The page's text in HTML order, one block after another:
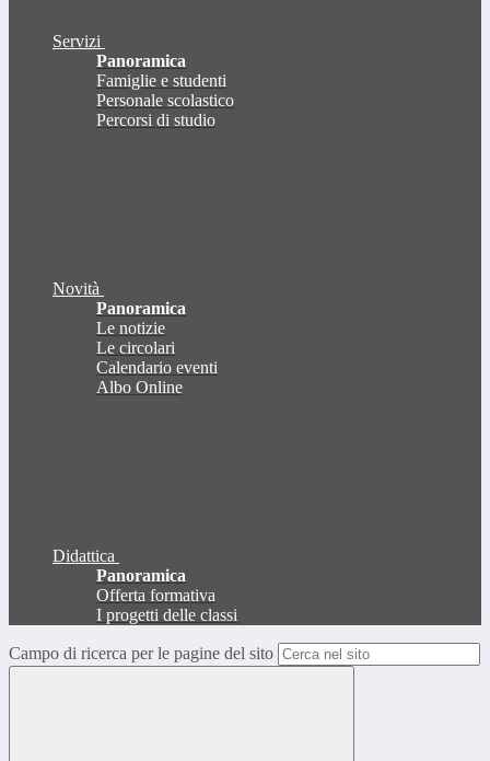
Servizi
Panoramica
Famiglie e studenti
Personale scolastico
Percorsi di studio
Novità
Panoramica
Le notizie
Le circolari
Calendario eventi
Albo Online
Didattica
Panoramica
Offerta formativa
I progetti delle classi
Campo di ricerca per le pagine del sito